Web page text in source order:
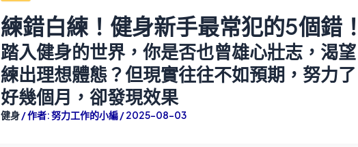
練錯白練！健身新手最常犯的5個錯！
踏入健身的世界，你是否也曾雄心壯志，渴望
練出理想體態？但現實往往不如預期，努力了
好幾個月，卻發現效果
健身/ 作者:努力工作的小編/2025-08-03